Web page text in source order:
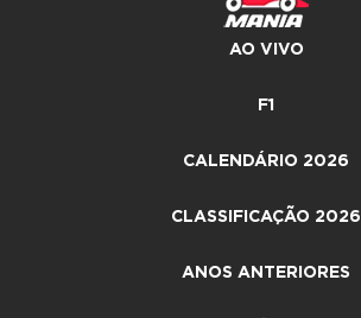
AO VIVO
F1
CALENDÁRIO 2026
CLASSIFICAÇÃO 2026
ANOS ANTERIORES